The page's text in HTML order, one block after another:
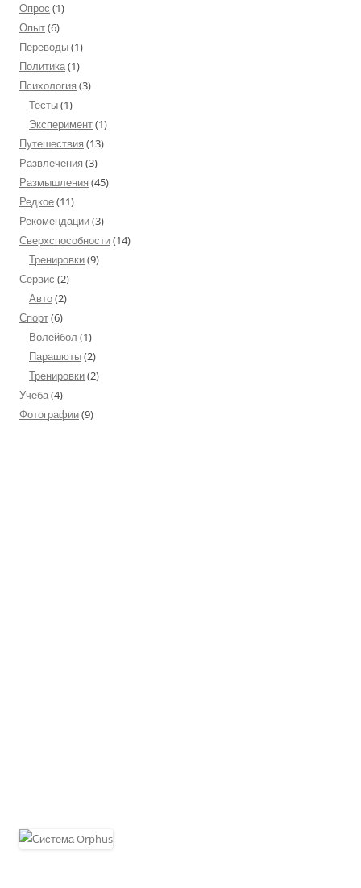
Опрос (1)
Опыт(6)
Переводы(1)
Политика(1)
Психология (3)
Тесты(1)
Эксперимент(1)
Путешествия (13)
Развлечения (3)
Размышления (45)
Редкое(11)
Рекомендации(3)
Сверхспособности(14)
Тренировки(9)
Сервис (2)
Авто(2)
Спорт(6)
Волейбол (1)
Парашюты(2)
Тренировки(2)
Учеба(4)
Фотографии(9)